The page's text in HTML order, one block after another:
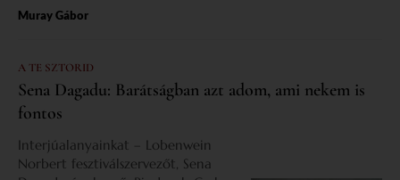
Muray Gábor
A TE SZTORID
Sena Dagadu: Barátságban azt adom, ami nekem is
fontos
Interjúalanyainkat – Lobenwein
Norbert fesztiválszervezőt, Sena